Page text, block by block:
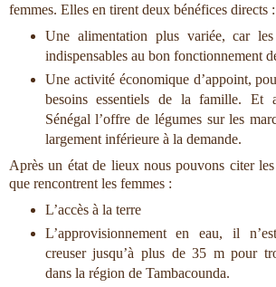
femmes. Elles en tirent deux bénéfices directs :
Une alimentation plus variée, car
indispensables au bon fonctionnement
Une activité économique d’appoint,
besoins essentiels de la famille. Et
Sénégal l’offre de légumes sur les
largement inférieure à la demande.
Après un état de lieux nous pouvons citer
que rencontrent les femmes :
L’accès à la terre
L’approvisionnement en eau, il
creuser jusqu’à plus de 35 m pour
dans la région de Tambacounda.